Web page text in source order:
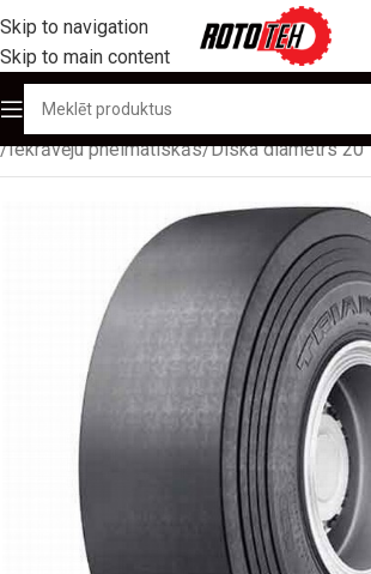
Skip to navigation
Skip to main content
Sākums/Produktu katalogs
/Iekrāvēju pneimatiskās/Diska diametrs 20''